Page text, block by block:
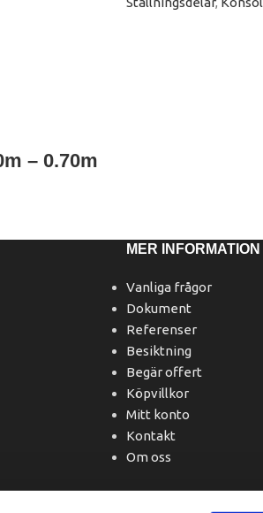
– 0.70m
MER INFORMATION
Vanliga frågor
Dokument
Referenser
Besiktning
Begär offert
Köpvillkor
Mitt konto
Kontakt
Om oss